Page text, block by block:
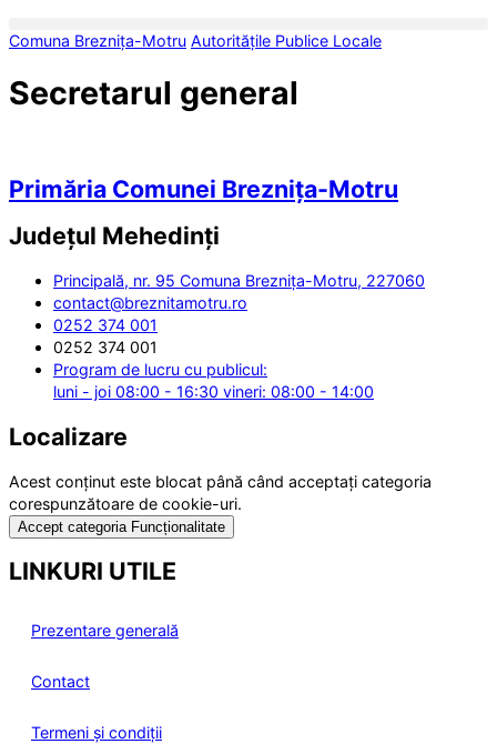
Comuna Breznița-Motru Autoritățile Publice Locale
Secretarul general
Primăria Comunei Breznița-Motru
Județul Mehedinți
Principală, nr. 95 Comuna Breznița-Motru, 227060
contact@breznitamotru.ro
0252 374 001
0252 374 001
Program de lucru cu publicul:
luni - joi 08:00 - 16:30 vineri: 08:00 - 14:00
Localizare
Acest conținut este blocat până când acceptați categoria
corespunzătoare de cookie-uri.
Accept categoria Funcționalitate
LINKURI UTILE
Prezentare generală
Contact
Termeni și condiții